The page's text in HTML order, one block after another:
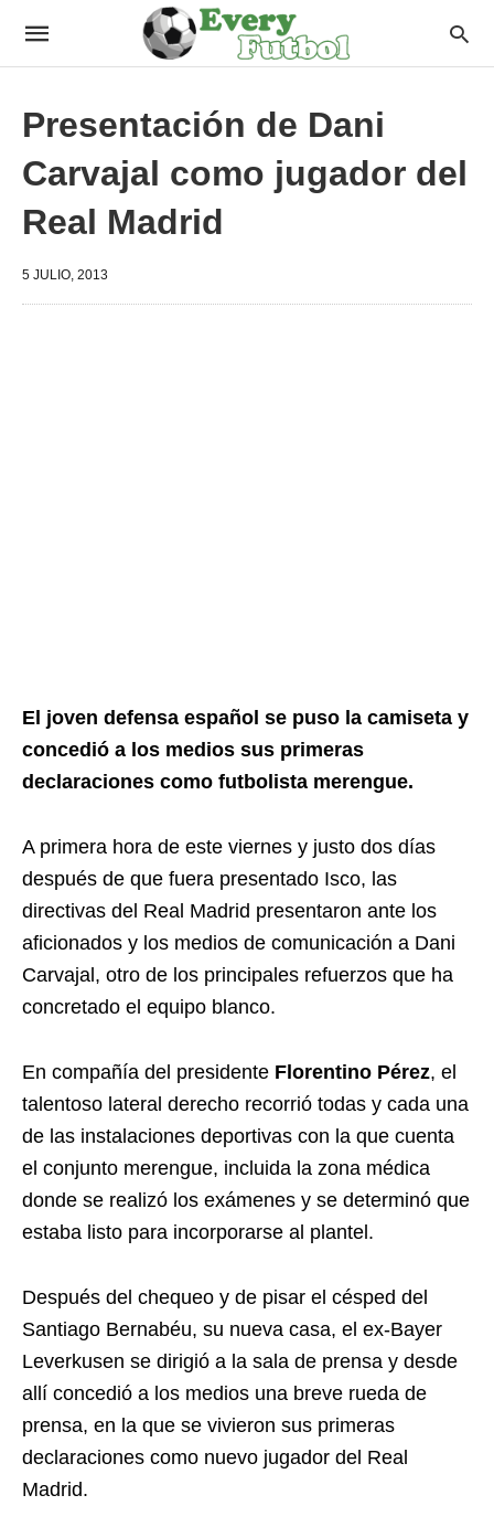
Presentación de Dani
Carvajal como jugador del
Real Madrid
5 JULIO, 2013
El joven defensa español se puso la camiseta y
concedió a los medios sus primeras
declaraciones como futbolista merengue.
A primera hora de este viernes y justo dos días
después de que fuera presentado Isco, las
directivas del Real Madrid presentaron ante los
aficionados y los medios de comunicación a Dani
Carvajal, otro de los principales refuerzos que ha
concretado el equipo blanco.
En compañía del presidente Florentino Pérez, el
talentoso lateral derecho recorrió todas y cada una
de las instalaciones deportivas con la que cuenta
el conjunto merengue, incluida la zona médica
donde se realizó los exámenes y se determinó que
estaba listo para incorporarse al plantel.
Después del chequeo y de pisar el césped del
Santiago Bernabéu, su nueva casa, el ex-Bayer
Leverkusen se dirigió a la sala de prensa y desde
allí concedió a los medios una breve rueda de
prensa, en la que se vivieron sus primeras
declaraciones como nuevo jugador del Real
Madrid.